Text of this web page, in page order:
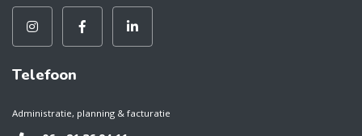
Telefoon
Administratie, planning & facturatie